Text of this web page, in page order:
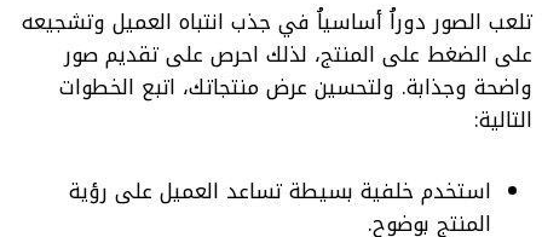
تلعب الصور دوراُ أساسياُ في جذب انتباه العميل وتشجيعه
على الضغط على المنتج، لذلك احرص على تقديم صور
واضحة وجذابة. ولتحسين عرض منتجاتك، اتبع الخطوات
التالية:
استخدم خلفية بسيطة تساعد العميل على رؤية
المنتج بوضوح.